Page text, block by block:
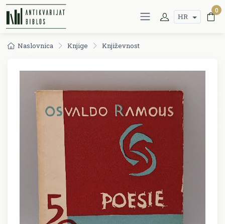
HR
0
Naslovnica Knjige Književnost